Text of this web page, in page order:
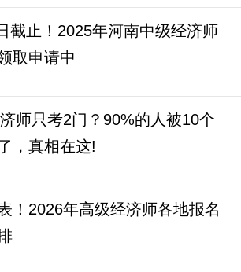
截止！2025年河南中级经济师
取申请中
师只考2门？90%的人被10个
，真相在这!
！2026年高级经济师各地报名